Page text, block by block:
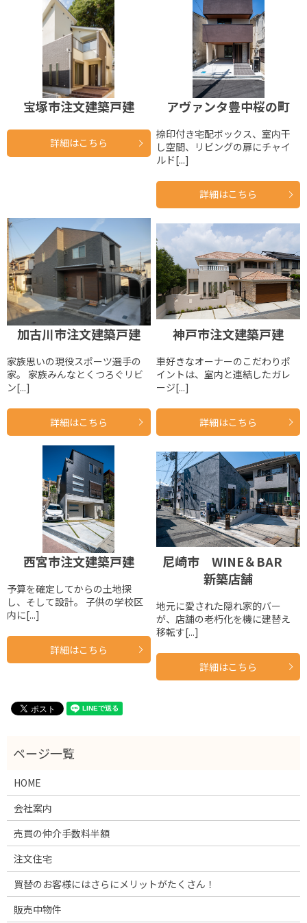
宝塚市注文建築戸建
詳細はこちら
アヴァンタ豊中桜の町
捺印付き宅配ボックス、室内干
し空間、リビングの扉にチャイ
ルド[...]
詳細はこちら
加古川市注文建築戸建
家族思いの現役スポーツ選手の
家。 家族みんなとくつろぐリビ
ン[...]
詳細はこちら
神戸市注文建築戸建
車好きなオーナーのこだわりポ
イントは、室内と連結したガレ
ージ[...]
詳細はこちら
西宮市注文建築戸建
予算を確定してからの土地探
し、そして設計。 子供の学校区
内に[...]
詳細はこちら
尼崎市 WINE＆BAR
新築店舗
地元に愛された隠れ家的バー
が、店舗の老朽化を機に建替え
移転す[...]
詳細はこちら
HOME
会社案内
売買の仲介手数料半額
注文住宅
買替のお客様にはさらにメリットがたくさん！
販売中物件